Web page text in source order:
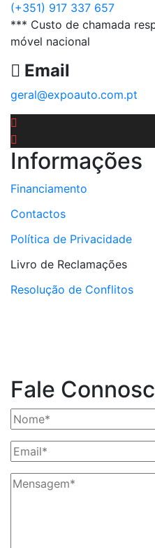
(+351) 917 337 657
*** Custo de chamada
móvel nacional
Email
geral@expoauto.com.pt
Informações
Financiamento
Contactos
Política de Privacidade
Livro de Reclamações
Resolução de Conflitos
Fale